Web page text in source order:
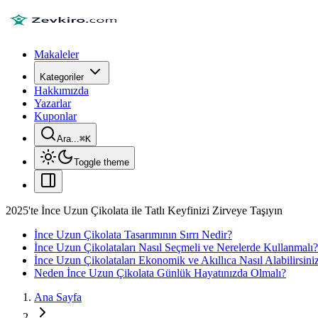
Makaleler
Kategoriler
Hakkımızda
Yazarlar
Kuponlar
Ara...⌘K
Toggle theme
2025'te İnce Uzun Çikolata ile Tatlı Keyfinizi Zirveye Taşıyın
İnce Uzun Çikolata Tasarımının Sırrı Nedir?
İnce Uzun Çikolataları Nasıl Seçmeli ve Nerelerde Kullanmalı?
İnce Uzun Çikolataları Ekonomik ve Akıllıca Nasıl
Neden İnce Uzun Çikolata Günlük Hayatınızda Olmalı?
Ana Sayfa